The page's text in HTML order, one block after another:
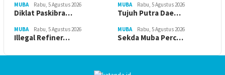
MUBA Rabu, 5 Agustus 2026
Diklat Paskibra…
MUBA Rabu, 5 Agustus 2026
Tujuh Putra Dae…
MUBA Rabu, 5 Agustus 2026
Illegal Refiner…
MUBA Rabu, 5 Agustus 2026
Sekda Muba Perc…